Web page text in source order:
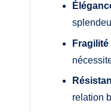
relation